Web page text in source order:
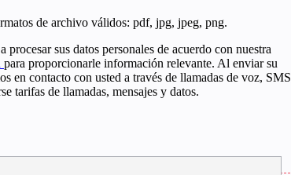
de archivo válidos: pdf, jpg, jpeg, png.
sus datos personales de acuerdo con nuestra
para proporcionarle información relevante. Al enviar su
en contacto con usted a través de llamadas de voz, SMS
tarifas de llamadas, mensajes y datos.